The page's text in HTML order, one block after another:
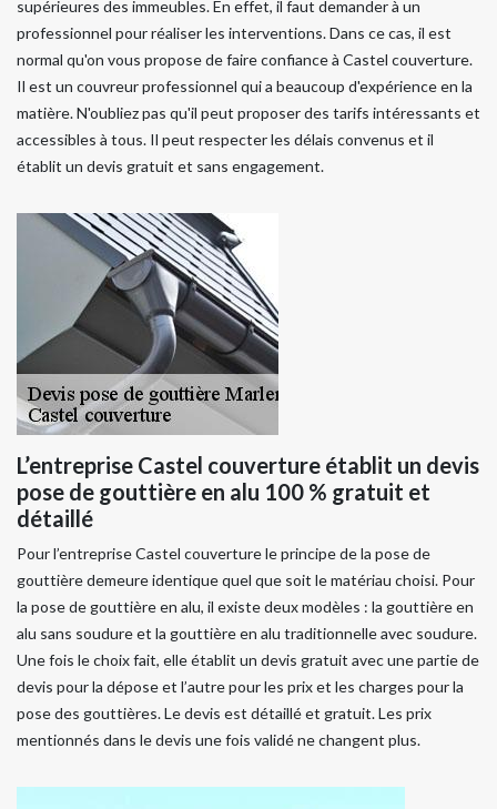
supérieures des immeubles. En effet, il faut demander à un
professionnel pour réaliser les interventions. Dans ce cas, il est
normal qu'on vous propose de faire confiance à Castel couverture.
Il est un couvreur professionnel qui a beaucoup d'expérience en la
matière. N'oubliez pas qu'il peut proposer des tarifs intéressants et
accessibles à tous. Il peut respecter les délais convenus et il
établit un devis gratuit et sans engagement.
L’entreprise Castel couverture établit un devis
pose de gouttière en alu 100 % gratuit et
détaillé
Pour l’entreprise Castel couverture le principe de la pose de
gouttière demeure identique quel que soit le matériau choisi. Pour
la pose de gouttière en alu, il existe deux modèles : la gouttière en
alu sans soudure et la gouttière en alu traditionnelle avec soudure.
Une fois le choix fait, elle établit un devis gratuit avec une partie de
devis pour la dépose et l’autre pour les prix et les charges pour la
pose des gouttières. Le devis est détaillé et gratuit. Les prix
mentionnés dans le devis une fois validé ne changent plus.